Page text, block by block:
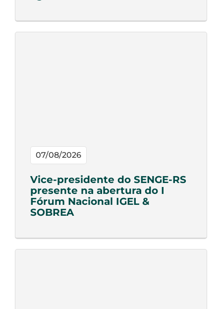
07/08/2026
Vice-presidente do SENGE-RS
presente na abertura do I
Fórum Nacional IGEL &
SOBREA